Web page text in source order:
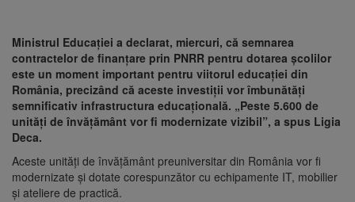
Ministrul Educaţiei a declarat, miercuri, că semnarea
contractelor de finanţare prin PNRR pentru dotarea şcolilor
este un moment important pentru viitorul educaţiei din
România, precizând că aceste investiţii vor îmbunătăţi
semnificativ infrastructura educaţională. „Peste 5.600 de
unităţi de învăţământ vor fi modernizate vizibil”, a spus Ligia
Deca.
Aceste unităţi de învăţământ preuniversitar din România vor fi
modernizate şi dotate corespunzător cu echipamente IT, mobilier
şi ateliere de practică.